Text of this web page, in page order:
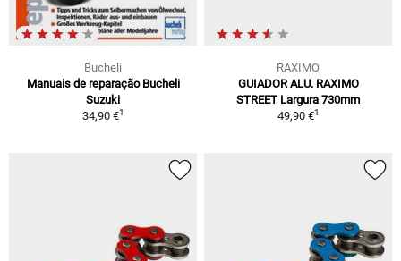
Bucheli
Manuais de reparação Bucheli
Suzuki
34,90 €1
RAXIMO
GUIADOR ALU. RAXIMO
STREET Largura 730mm
49,90 €1